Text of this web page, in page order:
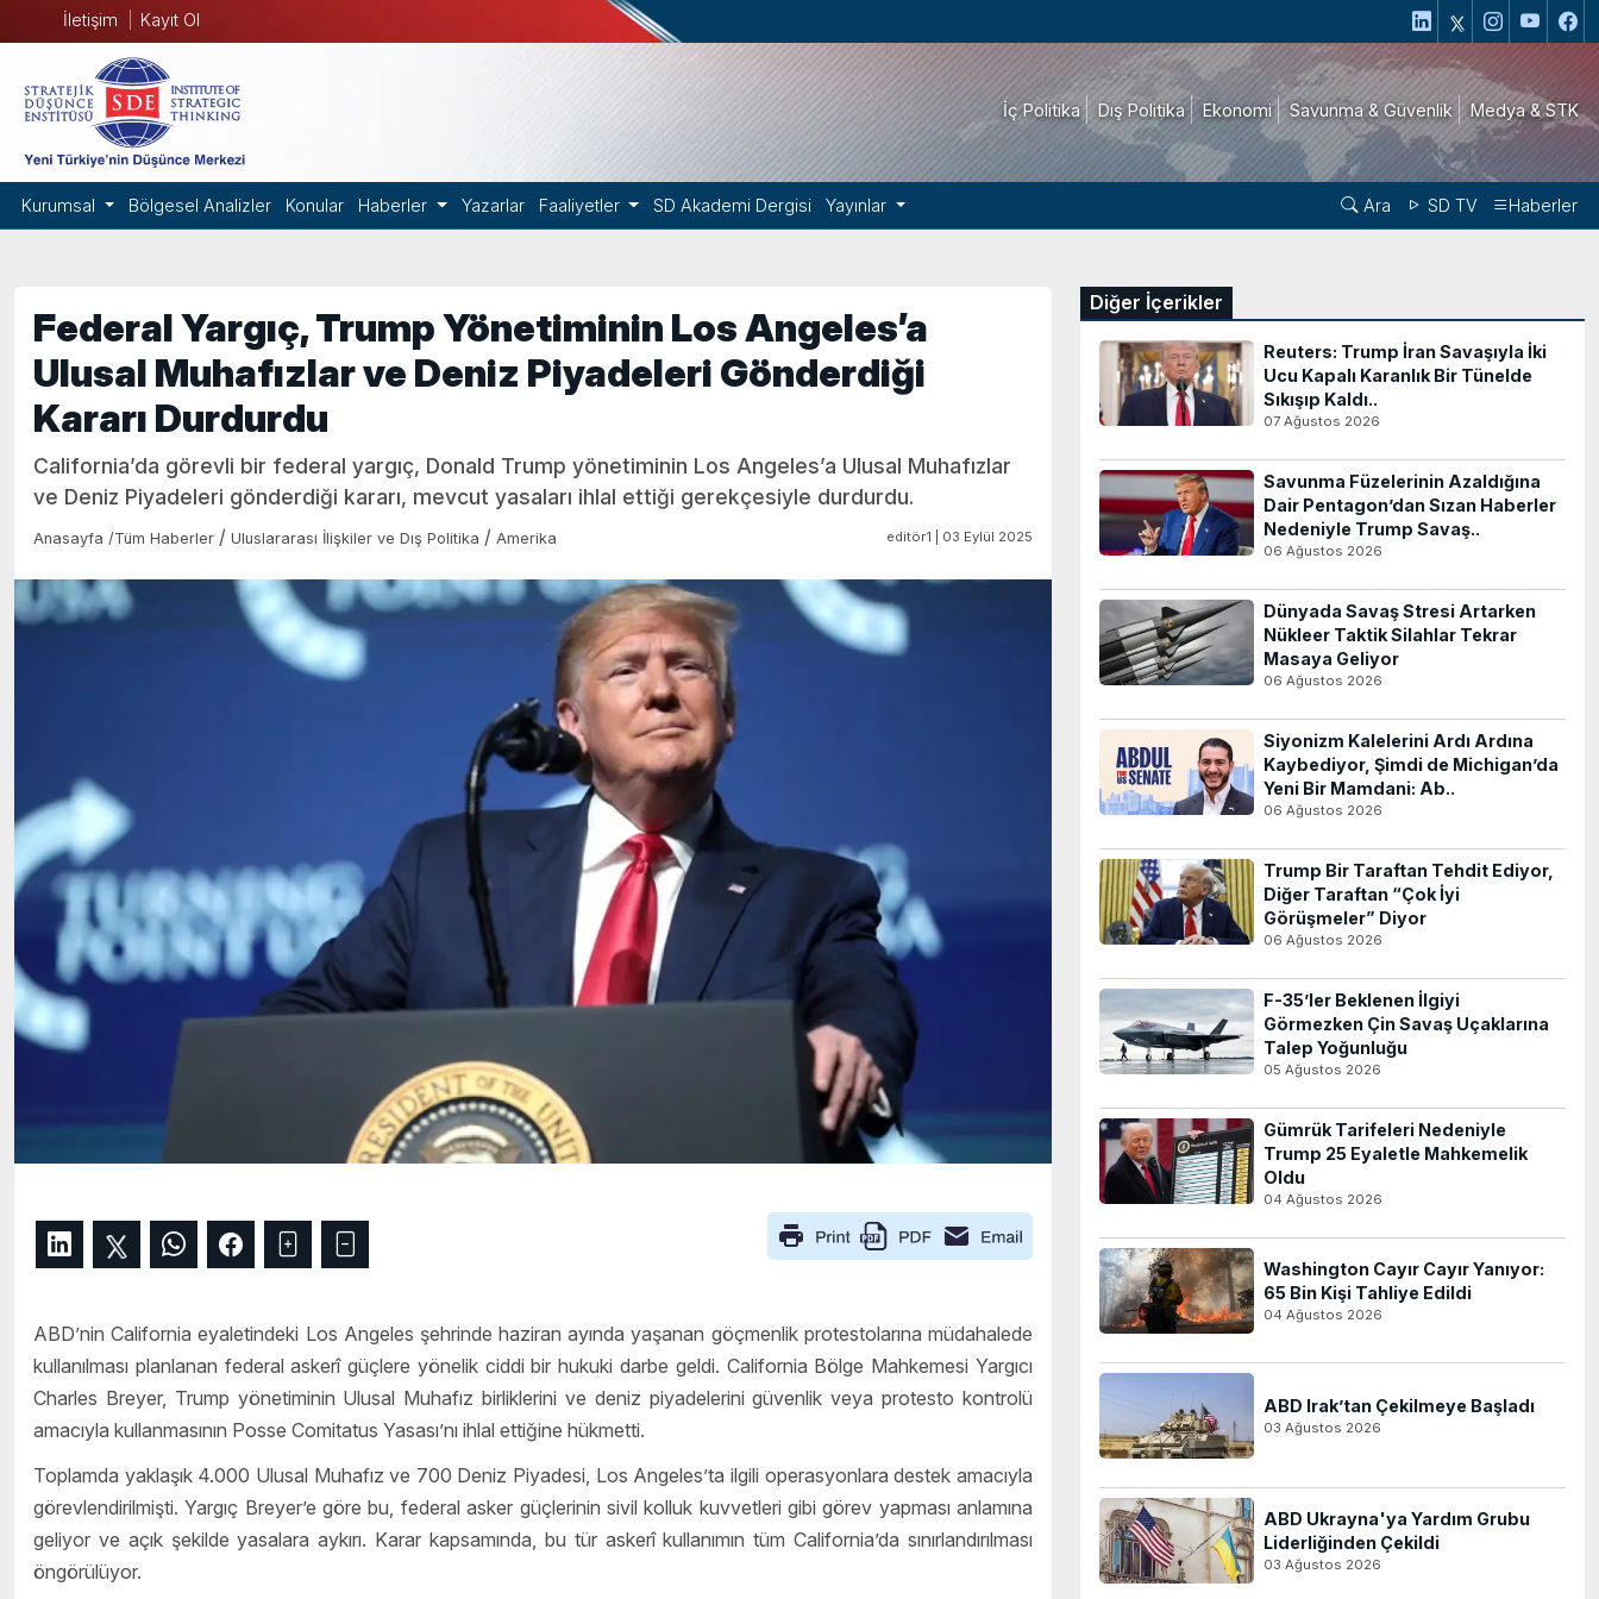
İletişim Kayıt Ol
İç Politika Dış Politika Ekonomi Savunma & Güvenlik Medya & STK
Kurumsal Bölgesel Analizler Konular Haberler Yazarlar Faaliyetler SD Akademi Dergisi Yayınlar Ara SD TV Haberler
Federal Yargıç, Trump Yönetiminin Los Angeles’a
Ulusal Muhafızlar ve Deniz Piyadeleri Gönderdiği
Kararı Durdurdu
California’da görevli bir federal yargıç, Donald Trump yönetiminin Los Angeles’a Ulusal Muhafızlar
ve Deniz Piyadeleri gönderdiği kararı, mevcut yasaları ihlal ettiği gerekçesiyle durdurdu.
Anasayfa /Tüm Haberler / Uluslararası İlişkiler ve Dış Politika / Amerika editör1 | 03 Eylül 2025
ABD’nin California eyaletindeki Los Angeles şehrinde haziran ayında yaşanan göçmenlik protestolarına müdahalede
kullanılması planlanan federal askerî güçlere yönelik ciddi bir hukuki darbe geldi. California Bölge Mahkemesi Yargıcı
Charles Breyer, Trump yönetiminin Ulusal Muhafız birliklerini ve deniz piyadelerini güvenlik veya protesto kontrolü
amacıyla kullanmasının Posse Comitatus Yasası’nı ihlal ettiğine hükmetti.
Toplamda yaklaşık 4.000 Ulusal Muhafız ve 700 Deniz Piyadesi, Los Angeles’ta ilgili operasyonlara destek amacıyla
görevlendirilmişti. Yargıç Breyer’e göre bu, federal asker güçlerinin sivil kolluk kuvvetleri gibi görev yapması anlamına
geliyor ve açık şekilde yasalara aykırı. Karar kapsamında, bu tür askerî kullanımın tüm California’da sınırlandırılması
öngörülüyor.
Diğer İçerikler
Reuters: Trump İran Savaşıyla İki
Ucu Kapalı Karanlık Bir Tünelde
Sıkışıp Kaldı..
07 Ağustos 2026
Savunma Füzelerinin Azaldığına
Dair Pentagon’dan Sızan Haberler
Nedeniyle Trump Savaş..
06 Ağustos 2026
Dünyada Savaş Stresi Artarken
Nükleer Taktik Silahlar Tekrar
Masaya Geliyor
06 Ağustos 2026
Siyonizm Kalelerini Ardı Ardına
Kaybediyor, Şimdi de Michigan’da
Yeni Bir Mamdani: Ab..
06 Ağustos 2026
Trump Bir Taraftan Tehdit Ediyor,
Diğer Taraftan “Çok İyi
Görüşmeler” Diyor
06 Ağustos 2026
F-35’ler Beklenen İlgiyi
Görmezken Çin Savaş Uçaklarına
Talep Yoğunluğu
05 Ağustos 2026
Gümrük Tarifeleri Nedeniyle
Trump 25 Eyaletle Mahkemelik
Oldu
04 Ağustos 2026
Washington Cayır Cayır Yanıyor:
65 Bin Kişi Tahliye Edildi
04 Ağustos 2026
ABD Irak’tan Çekilmeye Başladı
03 Ağustos 2026
ABD Ukrayna'ya Yardım Grubu
Liderliğinden Çekildi
03 Ağustos 2026